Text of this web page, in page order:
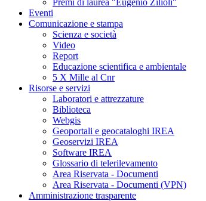
Premi di laurea "Eugenio Zilioli"
Eventi
Comunicazione e stampa
Scienza e società
Video
Report
Educazione scientifica e ambientale
5 X Mille al Cnr
Risorse e servizi
Laboratori e attrezzature
Biblioteca
Webgis
Geoportali e geocataloghi IREA
Geoservizi IREA
Software IREA
Glossario di telerilevamento
Area Riservata - Documenti
Area Riservata - Documenti (VPN)
Amministrazione trasparente